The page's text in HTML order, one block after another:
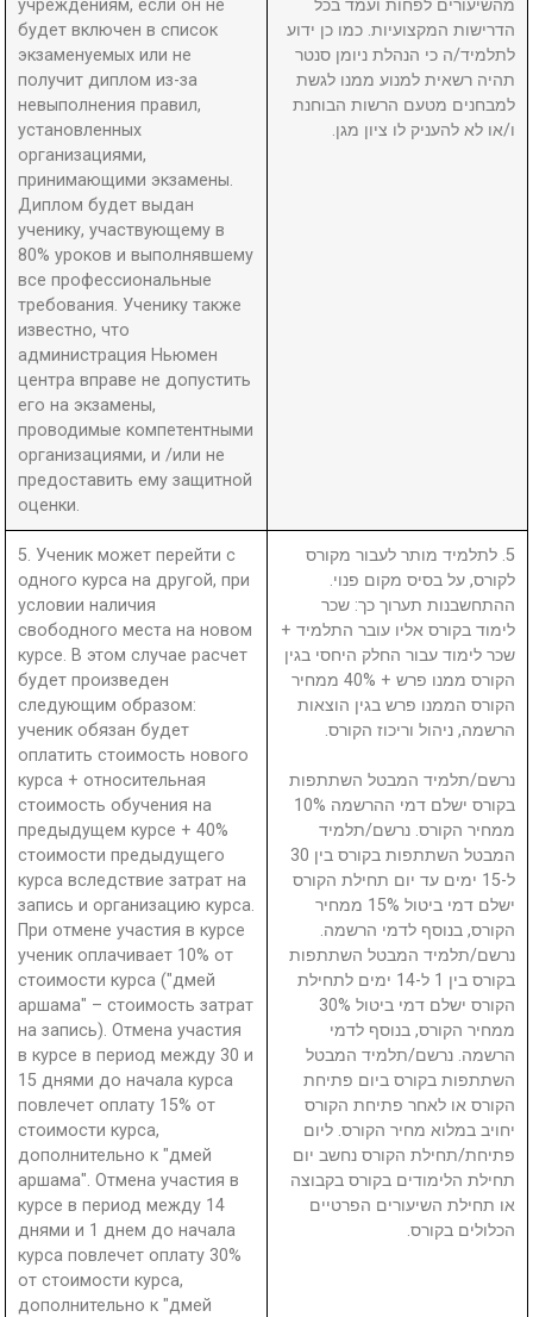
учреждениям, если он не
будет включен в список
экзаменуемых или не
получит диплом из-за
невыполнения правил,
установленных
организациями,
принимающими экзамены.
Диплом будет выдан
ученику, участвующему в
80% уроков и выполнявшему
все профессиональные
требования. Ученику также
известно, что
администрация Ньюмен
центра вправе не допустить
его на экзамены,
проводимые компетентными
организациями, и /или не
предоставить ему защитной
оценки.
מהשיעורים לפחות ועמד בכל
הדרישות המקצועיות. כמו כן ידוע
לתלמיד/ה כי הנהלת ניומן סנטר
תהיה רשאית למנוע ממנו לגשת
למבחנים מטעם הרשות הבוחנת
ו/או לא להעניק לו ציון מגן.
5. Ученик может перейти с
одного курса на другой, при
условии наличия
свободного места на новом
курсе. В этом случае расчет
будет произведен
следующим образом:
ученик обязан будет
оплатить стоимость нового
курса + относительная
стоимость обучения на
предыдущем курсе + 40%
стоимости предыдущего
курса вследствие затрат на
запись и организацию курса.
При отмене участия в курсе
ученик оплачивает 10% от
стоимости курса ("дмей
аршама" – стоимость затрат
на запись). Отмена участия
в курсе в период между 30 и
15 днями до начала курса
повлечет оплату 15% от
стоимости курса,
дополнительно к "дмей
аршама". Отмена участия в
курсе в период между 14
днями и 1 днем до начала
курса повлечет оплату 30%
от стоимости курса,
дополнительно к "дмей
5. לתלמיד מותר לעבור מקורס
לקורס, על בסיס מקום פנוי.
ההתחשבנות תערוך כך: שכר
לימוד בקורס אליו עובר התלמיד +
שכר לימוד עבור החלק היחסי בגין
הקורס ממנו פרש + 40% ממחיר
הקורס הממנו פרש בגין הוצאות
הרשמה, ניהול וריכוז הקורס.
נרשם/תלמיד המבטל השתתפות
בקורס ישלם דמי ההרשמה 10%
ממחיר הקורס. נרשם/תלמיד
המבטל השתתפות בקורס בין 30
ל-15 ימים עד יום תחילת הקורס
ישלם דמי ביטול 15% ממחיר
הקורס, בנוסף לדמי הרשמה.
נרשם/תלמיד המבטל השתתפות
בקורס בין 1 ל-14 ימים לתחילת
הקורס ישלם דמי ביטול 30%
ממחיר הקורס, בנוסף לדמי
הרשמה. נרשם/תלמיד המבטל
השתתפות בקורס ביום פתיחת
הקורס או לאחר פתיחת הקורס
יחויב במלוא מחיר הקורס. ליום
פתיחת/תחילת הקורס נחשב יום
תחילת הלימודים בקורס בקבוצה
או תחילת השיעורים הפרטיים
הכלולים בקורס.